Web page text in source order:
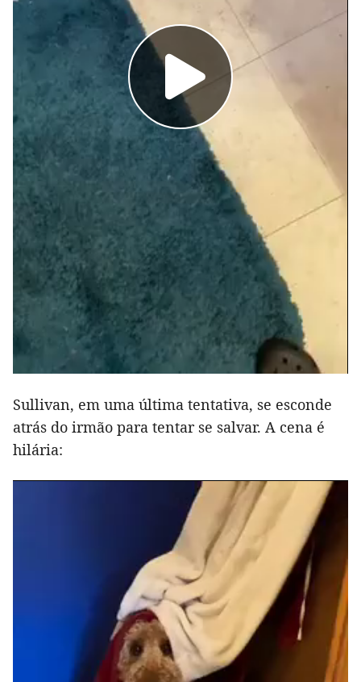
Sullivan, em uma última tentativa, se esconde
atrás do irmão para tentar se salvar. A cena é
hilária: